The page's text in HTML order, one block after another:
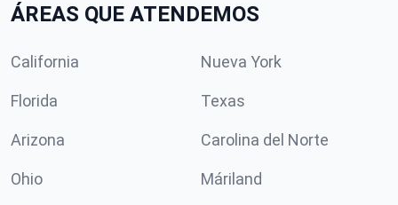
ÁREAS QUE ATENDEMOS
California Nueva York
Florida Texas
Arizona Carolina del Norte
Ohio Máriland